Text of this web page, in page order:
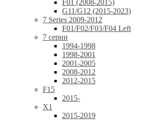
F01 (2008-2015)
G11/G12 (2015-2023)
7 Series 2009-2012
F01/F02/F03/F04 Left
7 серии
1994-1998
1998-2001
2001-2005
2008-2012
2012-2015
F15
2015-
X1
2015-2019